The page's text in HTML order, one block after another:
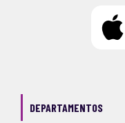
DEPARTAMENTOS